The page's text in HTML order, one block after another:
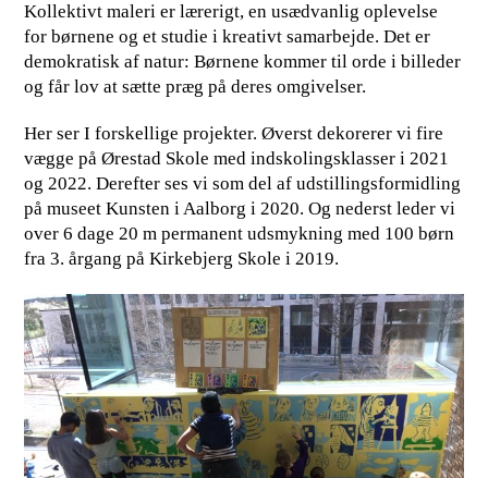
Kollektivt maleri er lærerigt, en usædvanlig oplevelse
for børnene og et studie i kreativt samarbejde. Det er
demokratisk af natur: Børnene kommer til orde i billeder
og får lov at sætte præg på deres omgivelser.
Her ser I forskellige projekter. Øverst dekorerer vi fire
vægge på Ørestad Skole med indskolingsklasser i 2021
og 2022. Derefter ses vi som del af udstillingsformidling
på museet Kunsten i Aalborg i 2020. Og nederst leder vi
over 6 dage 20 m permanent udsmykning med 100 børn
fra 3. årgang på Kirkebjerg Skole i 2019.